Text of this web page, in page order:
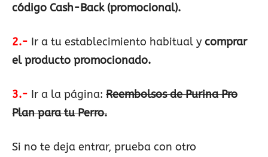
código Cash-Back (promocional).
2.- Ir a tu establecimiento habitual y comprar
el producto promocionado.
3.- Ir a la página: Reembolsos de Purina Pro
Plan para tu Perro.
Si no te deja entrar, prueba con otro